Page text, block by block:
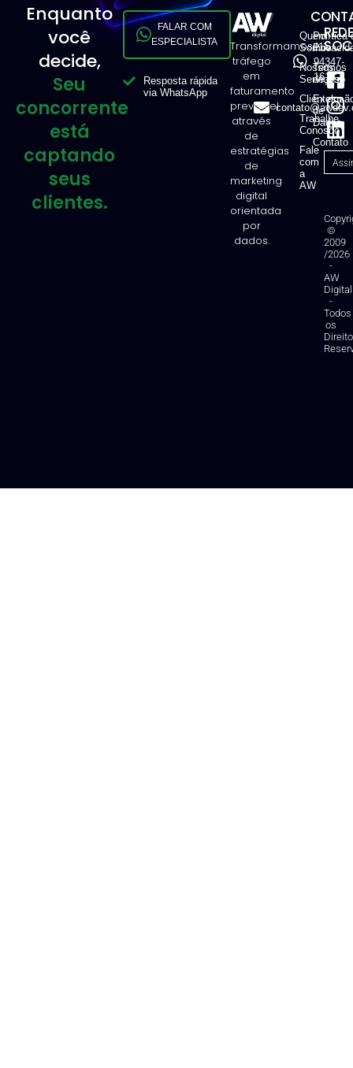
Enquanto
você
decide,
Seu
concorrente
está
captando
seus
clientes.
FALAR COM
ESPECIALISTA
Resposta rápida
via WhatsApp
Transformamos
tráfego
em
faturamento
previsível
através
de
estratégias
de
marketing
digital
orientada
por
dados.
Quem
Somos
Nossos
Serviços
Clientes
Trabalhe
Conosco
Fale
com
a
AW
Política
Termos
de Uso
de
Dados
Contato
11
94347-
1616
©
2009
/2026
-
AW
Digital
-
Todos
os